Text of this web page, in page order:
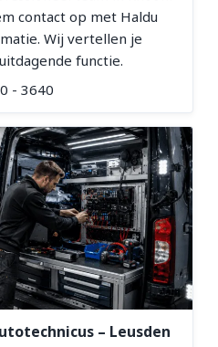
contact op met Haldu
Wij vertellen je
functie.
- 3640
– Leusden